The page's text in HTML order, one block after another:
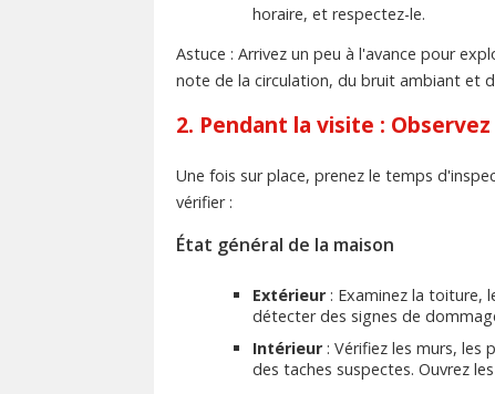
horaire, et respectez-le.
Astuce : Arrivez un peu à l'avance pour
note de la circulation, du bruit ambiant et
2. Pendant la visite :
Une fois sur place, prenez le temps
vérifier :
État général de la maison
Extérieur: Examinez la toiture,
détecter des signes de
Intérieur: Vérifiez les murs, les
des taches suspectes. Ouvrez